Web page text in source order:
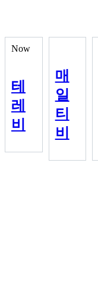
Now
테
레
비
매
일
티
비